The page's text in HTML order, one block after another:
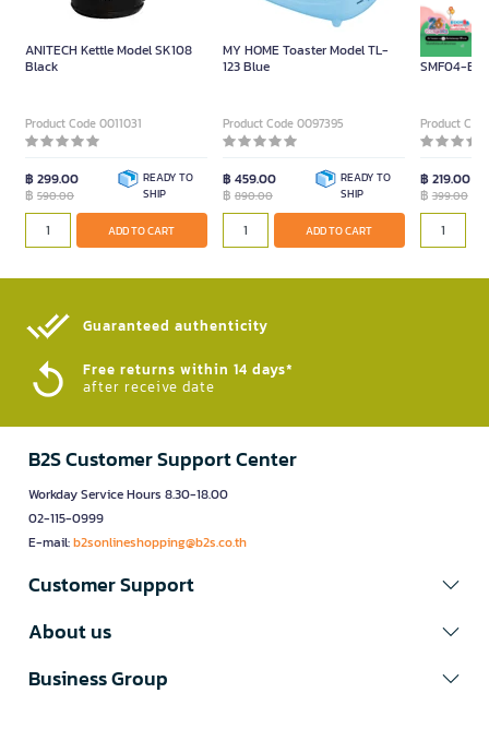
ANITECH Kettle Model SK108
Black
Product Code 0011031
฿ 299.00
฿ 590.00
READY TO
SHIP
ADD TO CART
MY HOME Toaster Model TL-
123 Blue
Product Code 0097395
฿ 459.00
฿ 890.00
READY TO
SHIP
ADD TO CART
ANITECH
SMF04-BR
Product
฿ 219.00
฿399.00
Guaranteed authenticity​
Free returns within 14 days*
after receive date
B2S Customer Support Center
Workday Service Hours 8.30-18.00
02-115-0999
E-mail:b2sonlineshopping@b2s.co.th
Customer Support
About us
Business Group